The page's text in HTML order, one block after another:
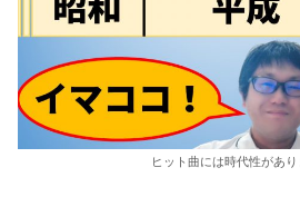
ヒット曲には時代性があ